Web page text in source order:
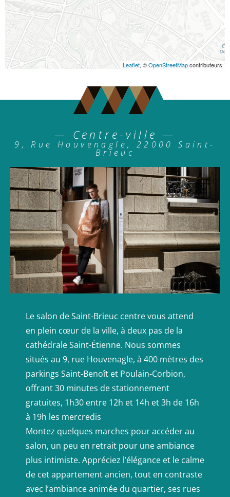
Leaflet, ©OpenStreetMapcontributeurs
— Centre-ville —
9, Rue Houvenagle, 22000 Saint-
Brieuc
Le salon de Saint-Brieuc centre vous attend
en plein cœur de la ville, à deux pas de la
cathédrale Saint-Étienne. Nous sommes
situés au 9, rue Houvenagle, à 400 mètres des
parkings Saint-Benoît et Poulain-Corbion,
offrant 30 minutes de stationnement
gratuites, 1h30 entre 12h et 14h et 3h de 16h
à 19h les mercredis
Montez quelques marches pour accéder au
salon, un peu en retrait pour une ambiance
plus intimiste. Appréciez l’élégance et le calme
de cet appartement ancien, tout en contraste
avec l’ambiance animée du quartier, ses rues